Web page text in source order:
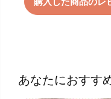
あなたにおすす